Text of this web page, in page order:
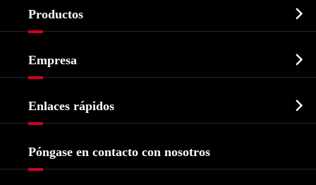
Productos 
Bioquímico
Agroquímicos e intermedios
Ingredientes Cosméticos
Empresa 
Historia de la empresa
Enlaces rápidos 
Póngase en contacto con nosotros